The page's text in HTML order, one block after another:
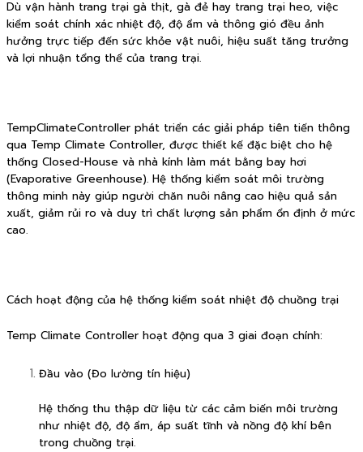
Dù vận hành trang trại gà thịt, gà đẻ hay trang trại heo, việc
kiểm soát chính xác nhiệt độ, độ ẩm và thông gió đều ảnh
hưởng trực tiếp đến sức khỏe vật nuôi, hiệu suất tăng trưởng
và lợi nhuận tổng thể của trang trại.
TempClimateController phát triển các giải pháp tiên tiến thông
qua Temp Climate Controller, được thiết kế đặc biệt cho hệ
thống Closed-House và nhà kính làm mát bằng bay hơi
(Evaporative Greenhouse). Hệ thống kiểm soát môi trường
thông minh này giúp người chăn nuôi nâng cao hiệu quả sản
xuất, giảm rủi ro và duy trì chất lượng sản phẩm ổn định ở mức
cao.
Cách hoạt động của hệ thống kiểm soát nhiệt độ chuồng trại
Temp Climate Controller hoạt động qua 3 giai đoạn chính:
Đầu vào (Đo lường tín hiệu)
Hệ thống thu thập dữ liệu từ các cảm biến môi trường
như nhiệt độ, độ ẩm, áp suất tĩnh và nồng độ khí bên
trong chuồng trại.